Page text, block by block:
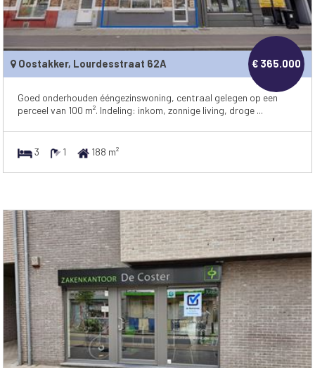
Oostakker, Lourdesstraat 62A € 365.000
Goed onderhouden ééngezinswoning, centraal gelegen op een
perceel van 100 m². Indeling: inkom, zonnige living, droge ...
3 1 188 m²